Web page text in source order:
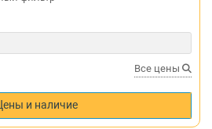
Все цены
Цены и наличие